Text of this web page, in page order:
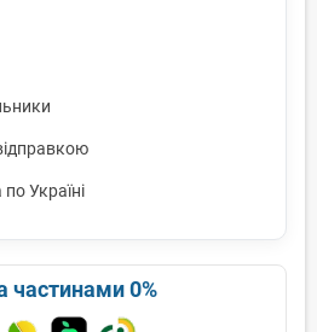
Україні
частинами 0%